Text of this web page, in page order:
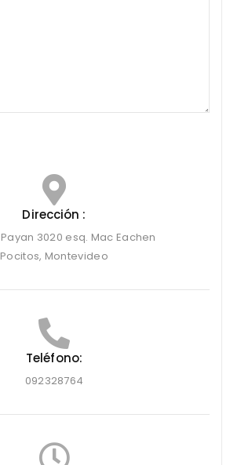
Dirección :
3020 esq. Mac Eachen
Pocitos, Montevideo
Teléfono:
092328764